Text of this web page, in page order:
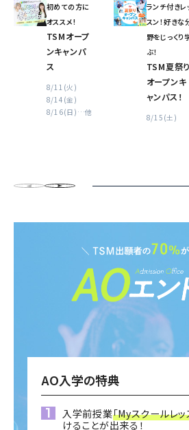
初めての方に
オススメ!
TSMオープ
ンキャンパ
ス
8/11(火)
8/14(金)
8/16(日) …他
ランチ付きレ
スン！好きな
野をじっくり
ぶ！
TSM夏祭り
オープンキ
ャンパス！
8/15(土)
AO入学の特典
入学前授業「Myスクールレッ
けることが出来る！